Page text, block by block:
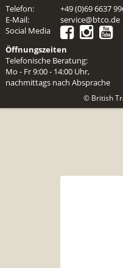
Telefon:
+49 (0)69 6637
E-Mail:
service@btco.de
Social Media
Öffnungszeiten
Telefonische Beratung:
Mo - Fr 9:00 - 14:00 Uhr,
nachmittags nach Absprache
© British